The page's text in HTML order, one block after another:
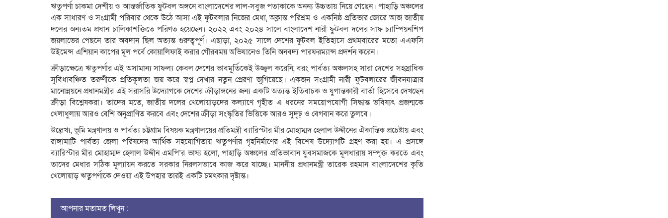
ঋতুপর্ণা চাকমা দেশীয় ও আন্তর্জাতিক ফুটবল অঙ্গনে বাংলাদেশের লাল-সবুজ পতাকাকে অনন্য উচ্চতায় নিয়ে গেছেন। পাহাড়ি অঞ্চলের
এক সাধারণ ও সংগ্রামী পরিবার থেকে উঠে আসা এই ফুটবলার নিজের মেধা, অক্লান্ত পরিশ্রম ও একনিষ্ঠ প্রতিভার জোরে আজ জাতীয়
দলের অন্যতম প্রধান চালিকাশক্তিতে পরিণত হয়েছেন। ২০২২ এবং ২০২৪ সালে বাংলাদেশ নারী ফুটবল দলের সাফ চ্যাম্পিয়নশিপ
জয়লাভের পেছনে তার অবদান ছিল অত্যন্ত গুরুত্বপূর্ণ। এছাড়া, ২০২৫ সালে দেশের ফুটবল ইতিহাসে প্রথমবারের মতো এএফসি
উইমেন্স এশিয়ান কাপের মূল পর্বে কোয়ালিফাই করার গৌরবময় অভিযানেও তিনি অনবদ্য পারফরম্যান্স প্রদর্শন করেন।
ক্রীড়াক্ষেত্রে ঋতুপর্ণার এই অসামান্য সাফল্য কেবল দেশের ভাবমূর্তিকেই উজ্জ্বল করেনি, বরং পার্বত্য অঞ্চলসহ সারা দেশের সহস্রাধিক
সুবিধাবঞ্চিত তরুণীকে প্রতিকূলতা জয় করে স্বপ্ন দেখার নতুন প্রেরণা জুগিয়েছে। একজন সংগ্রামী নারী ফুটবলারের জীবনযাত্রার
মানোন্নয়নে প্রধানমন্ত্রীর এই সরাসরি উদ্যোগকে দেশের ক্রীড়াঙ্গনের জন্য একটি অত্যন্ত ইতিবাচক ও যুগান্তকারী বার্তা হিসেবে দেখছেন
ক্রীড়া বিশ্লেষকরা। তাদের মতে, জাতীয় দলের খেলোয়াড়দের কল্যাণে গৃহীত এ ধরনের সময়োপযোগী সিদ্ধান্ত ভবিষ্যৎ প্রজন্মকে
খেলাধুলায় আরও বেশি অনুপ্রাণিত করবে এবং দেশের ক্রীড়া সংস্কৃতির ভিত্তিকে আরও সুদৃঢ় ও বেগবান করে তুলবে।
উল্লেখ্য, ভূমি মন্ত্রণালয় ও পার্বত্য চট্টগ্রাম বিষয়ক মন্ত্রণালয়ের প্রতিমন্ত্রী ব্যারিস্টার মীর মোহাম্মদ হেলাল উদ্দীনের ঐকান্তিক প্রচেষ্টায় এবং
রাঙ্গামাটি পার্বত্য জেলা পরিষদের আর্থিক সহযোগিতায় ঋতুপর্ণার গৃহনির্মাণের এই বিশেষ উদ্যোগটি গ্রহণ করা হয়। এ প্রসঙ্গে
ব্যারিস্টার মীর মোহাম্মদ হেলাল উদ্দীন এমপি’র ভাষ্য হলো, পাহাড়ি অঞ্চলের প্রতিভাবান যুবসমাজকে মূলধারায় সম্পৃক্ত করতে এবং
তাদের মেধার সঠিক মূল্যায়ন করতে সরকার নিরলসভাবে কাজ করে যাচ্ছে। মাননীয় প্রধানমন্ত্রী তারেক রহমান বাংলাদেশের কৃতি
খেলোয়াড় ঋতুপর্ণাকে দেওয়া এই উপহার তারই একটি চমৎকার দৃষ্টান্ত।
আপনার মতামত লিখুন :